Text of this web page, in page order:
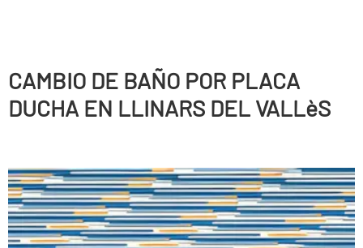
CAMBIO DE BAÑO POR PLACA
DUCHA EN LLINARS DEL VALLèS